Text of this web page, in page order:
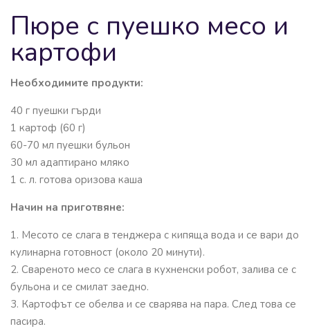
Пюре с пуешко месо и
картофи
Необходимите продукти:
40 г пуешки гърди
1 картоф (60 г)
60-70 мл пуешки бульон
30 мл адаптирано мляко
1 с. л. готова оризова каша
Начин на приготвяне:
1. Месото се слага в тенджера с кипяща вода и се вари до
кулинарна готовност (около 20 минути).
2. Свареното месо се слага в кухненски робот, залива се с
бульона и се смилат заедно.
3. Картофът се обелва и се сварява на пара. След това се
пасира.